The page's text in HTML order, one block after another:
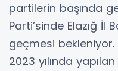
partilerin başında
Parti’sinde Elazığ İl
geçmesi bekleniyor.
2023 yılında